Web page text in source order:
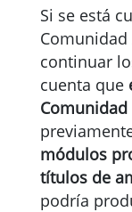
Si se está
continuar
cuenta que
módulos
títulos de
podría